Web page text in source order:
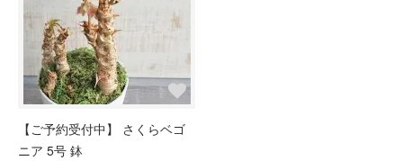
【ご予約受付中】 さくらベゴ
ニア 5号 鉢